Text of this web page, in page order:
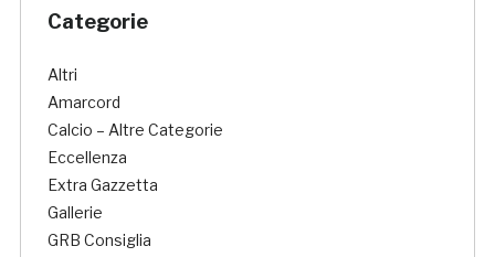
Categorie
Altri
Amarcord
Calcio – Altre Categorie
Eccellenza
Extra Gazzetta
Gallerie
GRB Consiglia